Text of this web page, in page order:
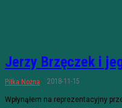
Jerzy Brzęczek i
Piłka Nożna 2018-11-15
Wpłynąłem na reprezentacyjny